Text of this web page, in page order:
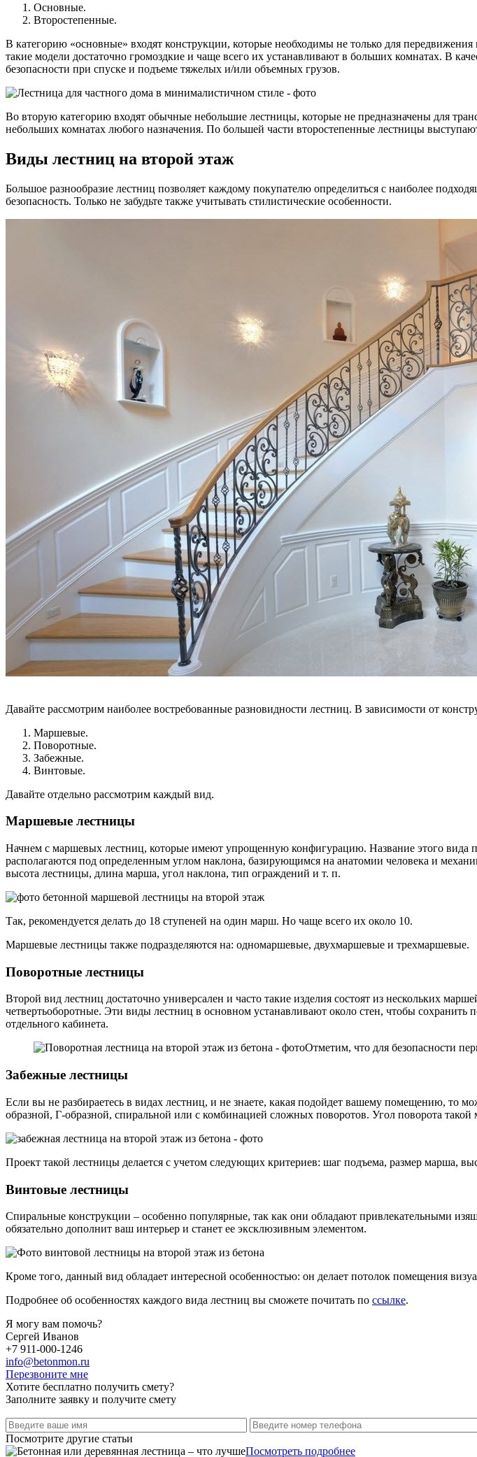
Основные.
Второстепенные.
В категорию «основные» входят конструкции, которые необходимы не только для
такие модели достаточно громоздкие и чаще всего их устанавливают в больших комнатах. В
безопасности при спуске и подъеме тяжелых и/или объемных грузов.
Во вторую категорию входят обычные небольшие лестницы, которые не предназначены для
небольших комнатах любого назначения. По большей части второстепенные лестницы
Виды лестниц на второй этаж
Большое разнообразие лестниц позволяет каждому покупателю определиться с наиболее
безопасность. Только не забудьте также учитывать стилистические особенности.
Давайте рассмотрим наиболее востребованные разновидности лестниц. В зависимости от
Маршевые.
Поворотные.
Забежные.
Винтовые.
Давайте отдельно рассмотрим каждый вид.
Маршевые лестницы
Начнем с маршевых лестниц, которые имеют упрощенную конфигурацию. Название этого вида
располагаются под определенным углом наклона, базирующимся на анатомии человека и
высота лестницы, длина марша, угол наклона, тип ограждений и т. п.
Так, рекомендуется делать до 18 ступеней на один марш. Но чаще всего их около 10.
Маршевые лестницы также подразделяются на: одномаршевые, двухмаршевые и трехмаршевые.
Поворотные лестницы
Второй вид лестниц достаточно универсален и часто такие изделия состоят из нескольких
четвертьоборотные. Эти виды лестниц в основном устанавливают около стен, чтобы
отдельного кабинета.
Отметим, что для безопасности
Забежные лестницы
Если вы не разбираетесь в видах лестниц, и не знаете, какая подойдет вашему помещению, то
образной, Г-образной, спиральной или с комбинацией сложных поворотов. Угол поворота
Проект такой лестницы делается с учетом следующих критериев: шаг подъема, размер марша,
Винтовые лестницы
Спиральные конструкции – особенно популярные, так как они обладают привлекательными
обязательно дополнит ваш интерьер и станет ее эксклюзивным элементом.
Кроме того, данный вид обладает интересной особенностью: он делает потолок помещения
Подробнее об особенностях каждого вида лестниц вы сможете почитать по ссылке.
Я могу вам помочь?
Сергей Иванов
+7 911-000-1246
info@betonmon.ru
Перезвоните мне
Хотите бесплатно получить смету?
Заполните заявку и получите смету
Посмотрите другие статьи
Посмотреть подробнее